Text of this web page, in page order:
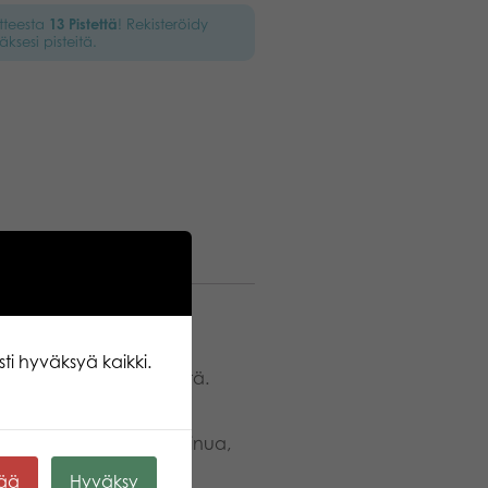
13 Pistettä! Rekisteröidy
pisteitä.
värinsä Pohjolan
ja järvien väreistä.
pelissä.​ Silitä minua,
vatsasta, päästä ja
hyväksyä kaikki.
Hyväksy